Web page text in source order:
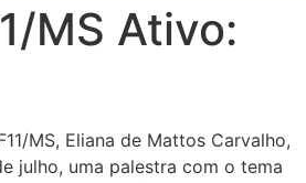
MS Ativo:
MS, Eliana de Mattos Carvalho,
julho, uma palestra com o tema